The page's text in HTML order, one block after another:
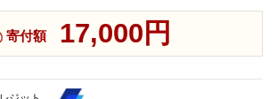
寄付額 17,000円